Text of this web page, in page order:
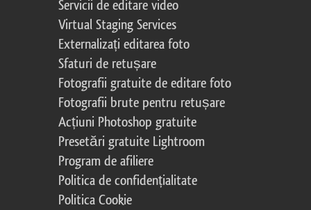
Servicii de editare video
Virtual Staging Services
Externalizați editarea foto
Sfaturi de retușare
Fotografii gratuite de editare foto
Fotografii brute pentru retușare
Acțiuni Photoshop gratuite
Presetări gratuite Lightroom
Program de afiliere
Politica de confidențialitate
Politica Cookie